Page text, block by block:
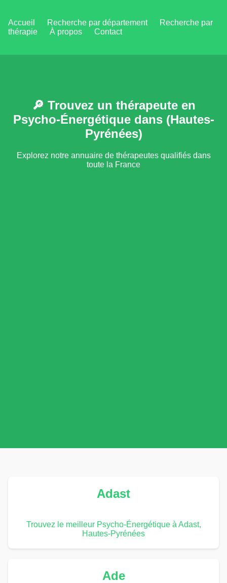
Accueil Recherche par département
Recherche par
thérapie
À propos Contact
🔎 Trouvez un thérapeute en
Psycho-Énergétique dans (Hautes-
Pyrénées)
Explorez notre annuaire de thérapeutes qualifiés dans
toute la France
Adast
Trouvez le meilleur Psycho-Énergétique à Adast,
Hautes-Pyrénées
Ade